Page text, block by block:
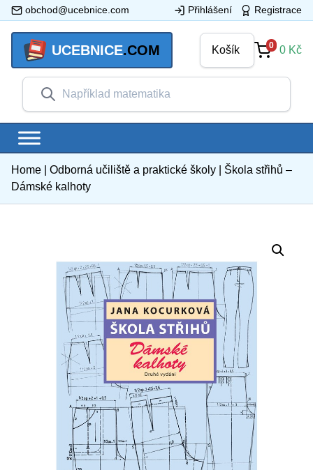
obchod@ucebnice.com Přihlášení Registrace
UCEBNICE.COM Košík 0 0 Kč
Home Odborná učiliště a praktické školy
Škola střihů –
Dámské kalhoty